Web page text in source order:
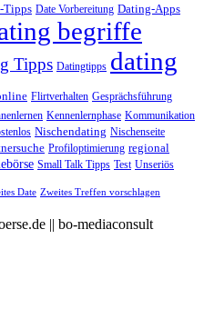
Tipps Date Vorbereitung Dating-Apps
begriffe
Tipps Datingtipps dating
Flirtverhalten Gesprächsführung
Kennenlernphase Kommunikation
Nischendating Nischenseite
Profiloptimierung regional
Small Talk Tipps Test Unseriös
Date Zweites Treffen vorschlagen
|| bo-mediaconsult